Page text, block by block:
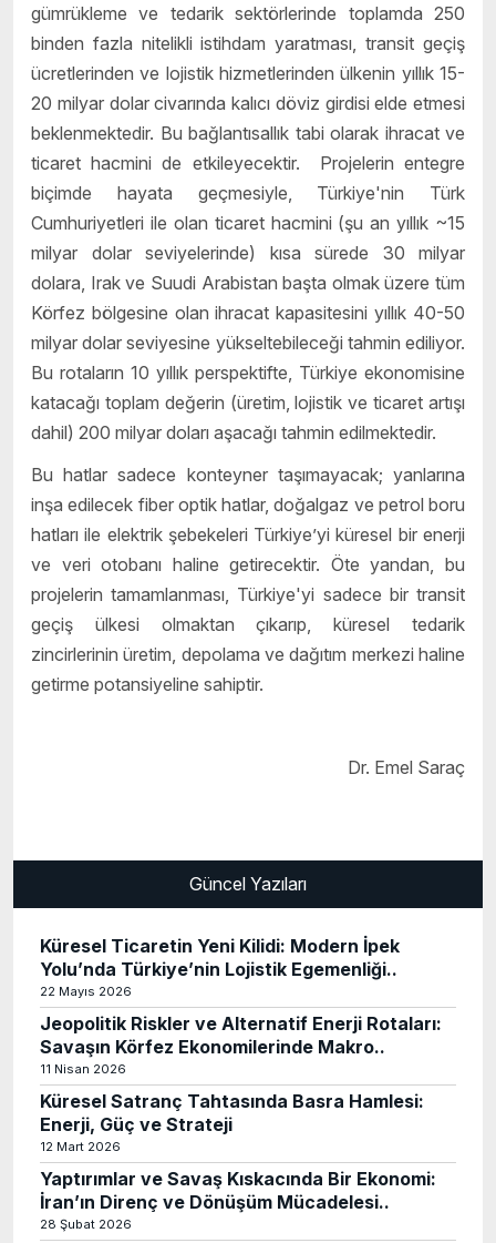
gümrükleme ve tedarik sektörlerinde toplamda 250
binden fazla nitelikli istihdam yaratması, transit geçiş
ücretlerinden ve lojistik hizmetlerinden ülkenin yıllık 15-
20 milyar dolar civarında kalıcı döviz girdisi elde etmesi
beklenmektedir. Bu bağlantısallık tabi olarak ihracat ve
ticaret hacmini de etkileyecektir. Projelerin entegre
biçimde hayata geçmesiyle, Türkiye'nin Türk
Cumhuriyetleri ile olan ticaret hacmini (şu an yıllık ~15
milyar dolar seviyelerinde) kısa sürede 30 milyar
dolara, Irak ve Suudi Arabistan başta olmak üzere tüm
Körfez bölgesine olan ihracat kapasitesini yıllık 40-50
milyar dolar seviyesine yükseltebileceği tahmin ediliyor.
Bu rotaların 10 yıllık perspektifte, Türkiye ekonomisine
katacağı toplam değerin (üretim, lojistik ve ticaret artışı
dahil) 200 milyar doları aşacağı tahmin edilmektedir.
Bu hatlar sadece konteyner taşımayacak; yanlarına
inşa edilecek fiber optik hatlar, doğalgaz ve petrol boru
hatları ile elektrik şebekeleri Türkiye’yi küresel bir enerji
ve veri otobanı haline getirecektir. Öte yandan, bu
projelerin tamamlanması, Türkiye'yi sadece bir transit
geçiş ülkesi olmaktan çıkarıp, küresel tedarik
zincirlerinin üretim, depolama ve dağıtım merkezi haline
getirme potansiyeline sahiptir.
Dr. Emel Saraç
Güncel Yazıları
Küresel Ticaretin Yeni Kilidi: Modern İpek
Yolu’nda Türkiye’nin Lojistik Egemenliği..
22 Mayıs 2026
Jeopolitik Riskler ve Alternatif Enerji Rotaları:
Savaşın Körfez Ekonomilerinde Makro..
11 Nisan 2026
Küresel Satranç Tahtasında Basra Hamlesi:
Enerji, Güç ve Strateji
12 Mart 2026
Yaptırımlar ve Savaş Kıskacında Bir Ekonomi:
İran’ın Direnç ve Dönüşüm Mücadelesi..
28 Şubat 2026